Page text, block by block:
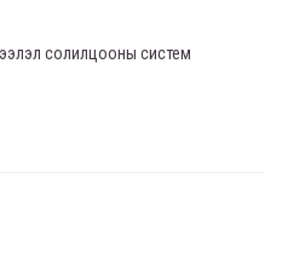
солилцооны систем